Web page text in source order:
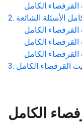
الكامل
الأسئلة الشائعة
الكامل
الكامل
الكامل
القرفصاء الكامل
الكامل